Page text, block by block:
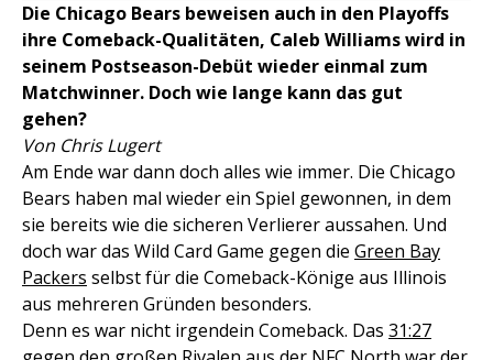
Die Chicago Bears beweisen auch in den Playoffs
ihre Comeback-Qualitäten, Caleb Williams wird in
seinem Postseason-Debüt wieder einmal zum
Matchwinner. Doch wie lange kann das gut
gehen?
Von Chris Lugert
Am Ende war dann doch alles wie immer. Die Chicago
Bears haben mal wieder ein Spiel gewonnen, in dem
sie bereits wie die sicheren Verlierer aussahen. Und
doch war das Wild Card Game gegen die Green Bay
Packers selbst für die Comeback-Könige aus Illinois
aus mehreren Gründen besonders.
Denn es war nicht irgendein Comeback. Das 31:27